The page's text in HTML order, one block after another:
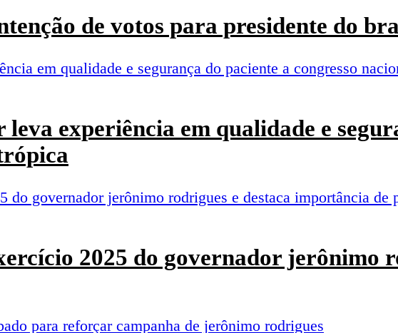
de votos para presidente do
experiência em qualidade e
2025 do governador jerônimo